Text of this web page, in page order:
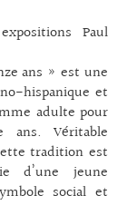
Paul
ans » est une
hispanique et
adulte pour
Véritable
tradition est
d’une jeune
social et